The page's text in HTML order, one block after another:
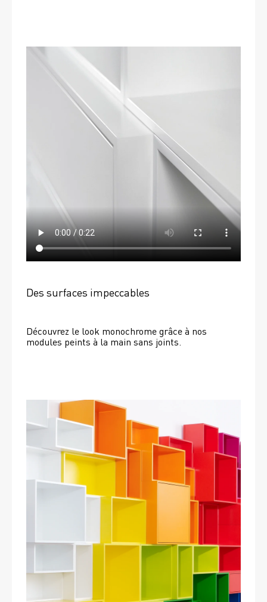
Des surfaces impeccables
Découvrez le look monochrome grâce à nos
modules peints à la main sans joints.